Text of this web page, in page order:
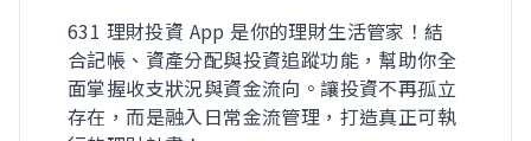
631 理財投資 App 是你的理財生活管家！結
合記帳、資產分配與投資追蹤功能，幫助你全
面掌握收支狀況與資金流向。讓投資不再孤立
存在，而是融入日常金流管理，打造真正可執